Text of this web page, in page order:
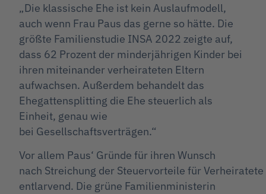
„Die klassische Ehe ist kein Auslaufmodell,
auch wenn Frau Paus das gerne so hätte. Die
größte Familienstudie INSA 2022 zeigte auf,
dass 62 Prozent der minderjährigen Kinder bei
ihren miteinander verheirateten Eltern
aufwachsen. Außerdem behandelt das
Ehegattensplitting die Ehe steuerlich als
Einheit, genau wie
bei Gesellschaftsverträgen.“
Vor allem Paus‘ Gründe für ihren Wunsch
nach Streichung der Steuervorteile für
entlarvend. Die grüne Familienministerin